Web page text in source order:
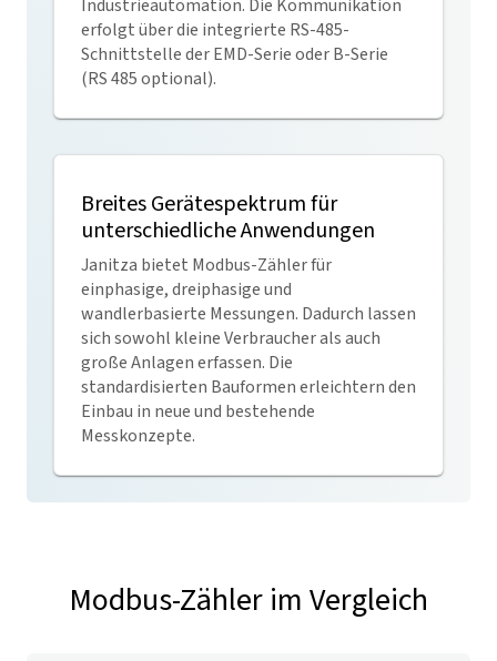
Industrieautomation. Die Kommunikation
erfolgt über die integrierte RS-485-
Schnittstelle der EMD-Serie oder B-Serie
(RS 485 optional).
Breites Gerätespektrum für
unterschiedliche Anwendungen
Janitza bietet Modbus-Zähler für
einphasige, dreiphasige und
wandlerbasierte Messungen. Dadurch lassen
sich sowohl kleine Verbraucher als auch
große Anlagen erfassen. Die
standardisierten Bauformen erleichtern den
Einbau in neue und bestehende
Messkonzepte.
Modbus-Zähler im Vergleich